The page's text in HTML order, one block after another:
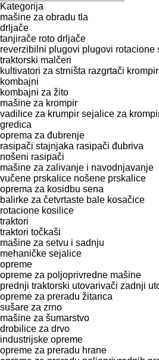
Kategorija
mašine za obradu tla
drljače
tanjirače roto drljače
reverzibilni plugovi plugovi rotacione
traktorski malčeri
kultivatori za strništa razgrtači
kombajni
kombajni za žito
mašine za krompir
vadilice za krumpir sejalice za
gredica
oprema za đubrenje
rasipači stajnjaka rasipači đubriva
nošeni rasipači
mašine za zalivanje i navodnjavanje
vučene prskalice nošene prskalice
oprema za kosidbu sena
balirke za četvrtaste bale kosačice
rotacione kosilice
traktori
traktori točkaši
mašinе za setvu i sadnju
mehaničke sejalice
opreme
opreme za poljoprivredne mašine
prednji traktorski utovarivači zadnji
opreme za preradu žitarica
sušare za zrno
mašine za šumarstvo
drobilice za drvo
industrijske opreme
opreme za preradu hrane